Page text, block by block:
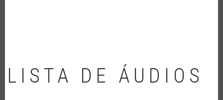
LISTA DE ÁUDIOS